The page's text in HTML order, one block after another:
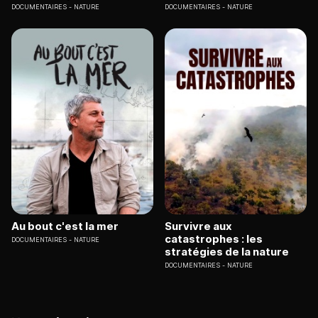
DOCUMENTAIRES NATURE DOCUMENTAIRES NATURE
Au bout c'est la mer
DOCUMENTAIRES NATURE
Survivre aux
catastrophes : les
stratégies de la nature
DOCUMENTAIRES NATURE